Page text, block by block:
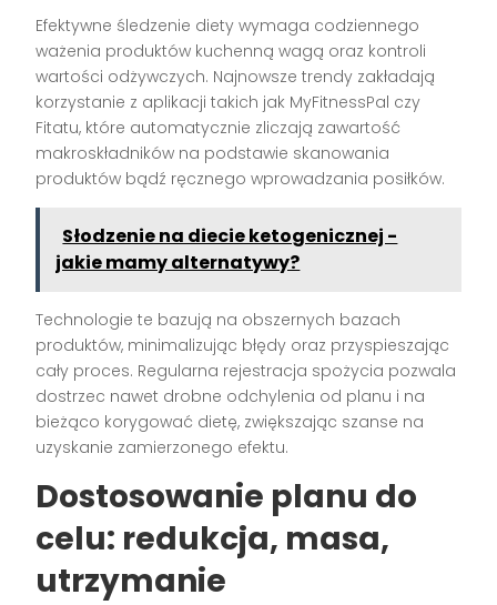
Efektywne śledzenie diety wymaga codziennego
ważenia produktów kuchenną wagą oraz kontroli
wartości odżywczych. Najnowsze trendy zakładają
korzystanie z aplikacji takich jak MyFitnessPal czy
Fitatu, które automatycznie zliczają zawartość
makroskładników na podstawie skanowania
produktów bądź ręcznego wprowadzania posiłków.
Słodzenie na diecie ketogenicznej -
jakie mamy alternatywy?
Technologie te bazują na obszernych bazach
produktów, minimalizując błędy oraz przyspieszając
cały proces. Regularna rejestracja spożycia pozwala
dostrzec nawet drobne odchylenia od planu i na
bieżąco korygować dietę, zwiększając szanse na
uzyskanie zamierzonego efektu.
Dostosowanie planu do
celu: redukcja, masa,
utrzymanie